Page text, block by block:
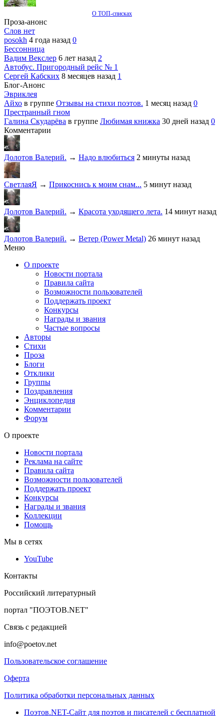
О ТОП-списках
Проза-анонс
Слов нет
posokh 4 года назад 0
Бессонница
Вадим Векслер 6 лет назад 2
Автобус. Пригородный рейс № 1
Сергей Кабских 8 месяцев назад 1
Блог-Анонс
Эвриклея
Айхо в группе Отзывы на стихи поэтов. 1 месяц назад 0
Престранный гном
Галина Скударёва в группе Любимая книжка 30 дней назад 0
Комментарии
Долотов Валерий. → Надо влюбиться 2 минуты назад
СветлаяЯ → Прикоснись к моим снам... 5 минут назад
Долотов Валерий. → Красота уходящего лета. 14 минут назад
Долотов Валерий. → Ветер (Power Metal) 26 минут назад
Меню
О проекте
Новости портала
Правила сайта
Возможности пользователей
Поддержать проект
Конкурсы
Награды и звания
Частые вопросы
Авторы
Стихи
Проза
Блоги
Отклики
Группы
Поздравления
Энциклопедия
Комментарии
Форум
О проекте
Новости портала
Реклама на сайте
Правила сайта
Возможности пользователей
Поддержать проект
Конкурсы
Награды и звания
Коллекции
Помощь
Мы в сетях
YouTube
Контакты
Российский литературный
портал "ПОЭТОВ.NET"
Связь с редакцией
info@poetov.net
Пользовательское соглашение
Оферта
Политика обработки персональных данных
Поэтов.NET-Сайт для поэтов и писателей с бесплатной